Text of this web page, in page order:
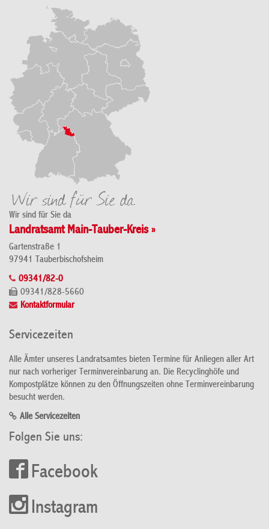
Wir sind für Sie da
Landratsamt Main-Tauber-Kreis »
Gartenstraße 1
97941 Tauberbischofsheim
09341/82-0
09341/828-5660
Kontaktformular
Servicezeiten
Alle Ämter unseres Landratsamtes bieten Termine für Anliegen aller Art
nur nach vorheriger Terminvereinbarung an. Die Recyclinghöfe und
Kompostplätze können zu den Öffnungszeiten ohne Terminvereinbarung
besucht werden.
Alle Servicezeiten
Folgen Sie uns:
Facebook
Instagram